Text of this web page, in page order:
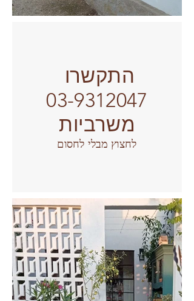
התקשרו
03-9312047
משרביות
לחצוץ מבלי לחסום